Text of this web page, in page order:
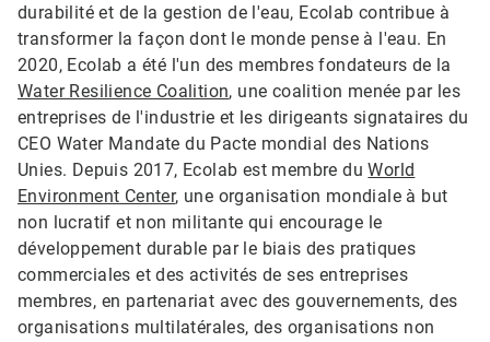
durabilité et de la gestion de l'eau, Ecolab contribue à
transformer la façon dont le monde pense à l'eau. En
2020, Ecolab a été l'un des membres fondateurs de la
Water Resilience Coalition, une coalition menée par les
entreprises de l'industrie et les dirigeants signataires du
CEO Water Mandate du Pacte mondial des Nations
Unies. Depuis 2017, Ecolab est membre duWorld
Environment Center, une organisation mondiale à but
non lucratif et non militante qui encourage le
développement durable par le biais des pratiques
commerciales et des activités de ses entreprises
membres, en partenariat avec des gouvernements, des
organisations multilatérales, des organisations non